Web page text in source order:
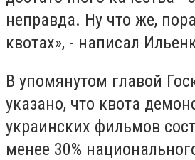
неправда. Ну что же,
квотах», - написал
В упомянутом главой
указано, что квота
украинских фильмов
менее 30%